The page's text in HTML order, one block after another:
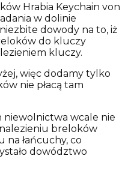
Hrabia Keychain von
w dolinie
dowody na to, iż
do kluczy
kluczy.
więc dodamy tylko
nie płacą tam
wcale nie
breloków
na łańcuchy, co
dowództwo